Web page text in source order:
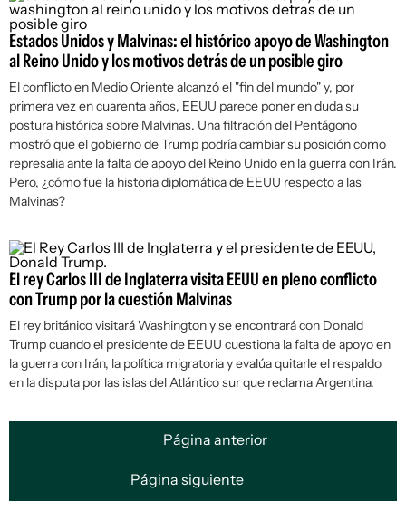
Estados Unidos y Malvinas: el histórico apoyo de Washington
al Reino Unido y los motivos detrás de un posible giro
El conflicto en Medio Oriente alcanzó el "fin del mundo" y, por
primera vez en cuarenta años, EEUU parece poner en duda su
postura histórica sobre Malvinas. Una filtración del Pentágono
mostró que el gobierno de Trump podría cambiar su posición como
represalia ante la falta de apoyo del Reino Unido en la guerra con Irán.
Pero, ¿cómo fue la historia diplomática de EEUU respecto a las
Malvinas?
El rey Carlos III de Inglaterra visita EEUU en pleno conflicto
con Trump por la cuestión Malvinas
El rey británico visitará Washington y se encontrará con Donald
Trump cuando el presidente de EEUU cuestiona la falta de apoyo en
la guerra con Irán, la política migratoria y evalúa quitarle el respaldo
en la disputa por las islas del Atlántico sur que reclama Argentina.
Página anterior
Página siguiente